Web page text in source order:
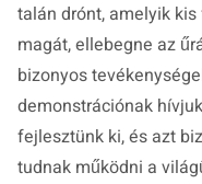
talán drónt, amelyik
magát, ellebegne az
bizonyos
demonstrációnak
fejlesztünk ki, és azt
tudnak működni a